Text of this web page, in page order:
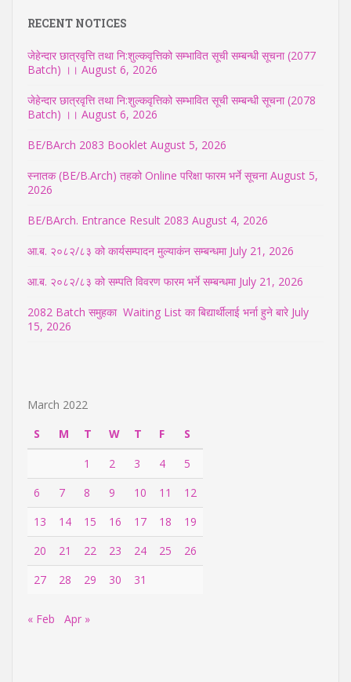
RECENT NOTICES
जेहेन्दार छात्रवृत्ति तथा नि:शुल्कवृत्तिको सम्भावित सूची सम्बन्धी सूचना (2077
Batch) ।। August 6, 2026
जेहेन्दार छात्रवृत्ति तथा नि:शुल्कवृत्तिको सम्भावित सूची सम्बन्धी सूचना (2078
Batch) ।। August 6, 2026
BE/BArch 2083 Booklet August 5, 2026
स्नातक (BE/B.Arch) तहको Online परिक्षा फारम भर्ने सूचना August 5,
2026
BE/BArch. Entrance Result 2083 August 4, 2026
आ.ब. २०८२/८३ को कार्यसम्पादन मुल्याकंन सम्बन्धमा July 21, 2026
आ.ब. २०८२/८३ को सम्पति विवरण फारम भर्ने सम्बन्धमा July 21, 2026
2082 Batch समुहका Waiting List का बिद्यार्थीलाई भर्ना हुने बारे July
15, 2026
March 2022
S
M T W T F
S
1
2 3 4
5
6
7 8 9 10 11
12
13
14 15 16 17 18
19
20
21 22 23 24 25
26
27
28 29 30 31
« Feb Apr »